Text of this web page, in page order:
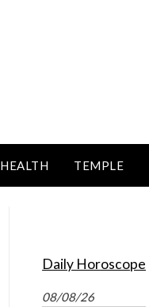
HEALTH TEMPLE
Daily Horoscope
08/08/26